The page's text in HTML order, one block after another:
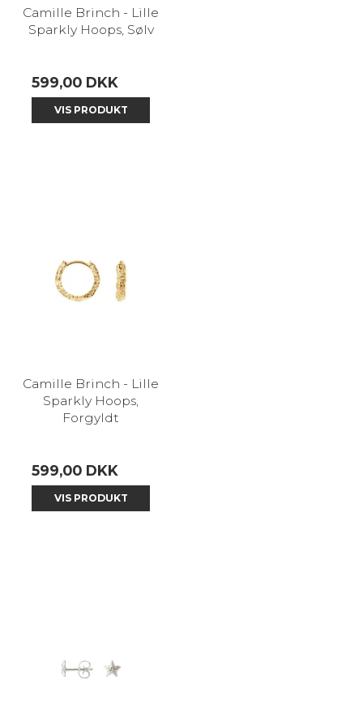
Camille Brinch - Lille
Sparkly Hoops, Sølv
599,00 DKK
VIS PRODUKT
Camille Brinch - Lille
Sparkly Hoops,
Forgyldt
599,00 DKK
VIS PRODUKT